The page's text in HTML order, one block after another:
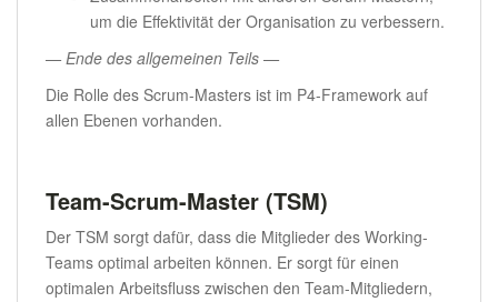
um die Effektivität der Organisation zu verbessern.
— Ende des allgemeinen Teils —
Die Rolle des Scrum-Masters ist im P4-Framework auf
allen Ebenen vorhanden.
Team-Scrum-Master (TSM)
Der TSM sorgt dafür, dass die Mitglieder des Working-
Teams optimal arbeiten können. Er sorgt für einen
optimalen Arbeitsfluss zwischen den Team-Mitgliedern,